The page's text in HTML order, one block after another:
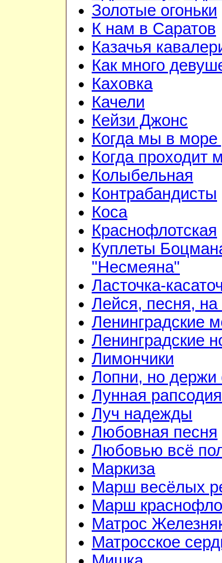
Золотые огоньки
К нам в Саратов
Казачья
Как много
Каховка
Качели
Кейзи Джонс
Когда мы в море
Когда проходит
Колыбельная
Контрабандисты
Коса
Краснофлотская
Куплеты
"Несмеяна"
Ласточка-
Лейся, песня, на
Ленинградские
Ленинградские
Лимончики
Лопни, но
Лунная рапсодия
Луч надежды
Любовная песня
Любовью всё
Маркиза
Марш весёлых
Марш
Матрос
Матросское